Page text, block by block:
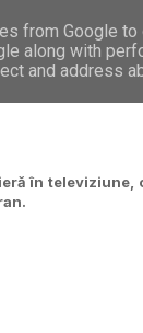
în
from Google
along with
and address